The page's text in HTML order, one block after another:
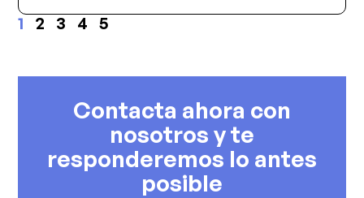
1 2 3 4 5
Contacta ahora con
nosotros y te
responderemos lo antes
posible